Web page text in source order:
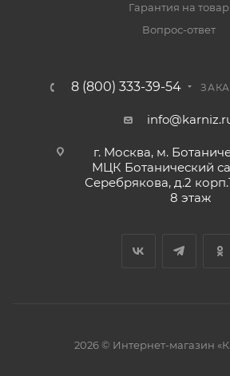
Гарантия на товар
Вопрос-ответ
8 (800) 333-39-54
г. Москва, м.
МЦК Ботанический
Серебрякова, д.2
8 этаж
2026 © Интернет-магазин